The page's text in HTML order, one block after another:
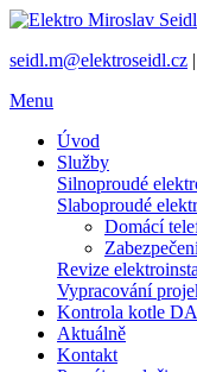
seidl.m@elektroseidl.cz
Menu
Úvod
Služby
Silnoproudé
Slaboproudé
Domácí
Revize
Vypracování
Kontrola kotle
Aktuálně
Kontakt